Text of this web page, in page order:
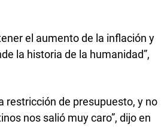
el aumento de la inflación y
la historia de la humanidad”,
restricción de presupuesto, y no
nos salió muy caro”, dijo en